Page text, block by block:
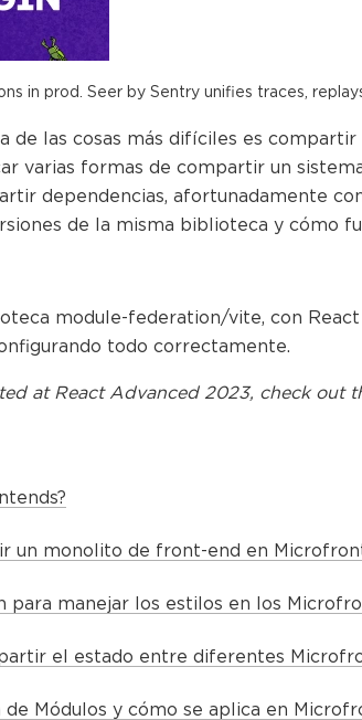
in prod. Seer by Sentry unifies traces,
de las cosas más difíciles es
varias formas de compartir un
dependencias, afortunadamente
de la misma biblioteca y cómo
module-federation/vite, con
todo correctamente.
at React Advanced 2023, check out
un monolito de front-end en
para manejar los estilos en los
el estado entre diferentes
de Módulos y cómo se aplica en